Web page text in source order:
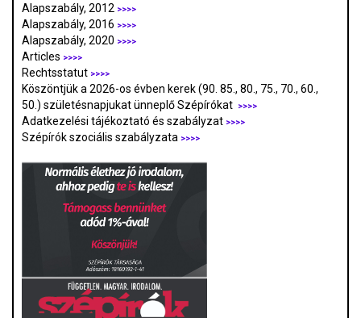
Alapszabály, 2012 >>>>
Alapszabály, 2016 >>>>
Alapszabály, 2020 >>>>
Articles >>>>
Rechtsstatut >>>>
Köszöntjük a 2026-os évben kerek (90. 85., 80., 75., 70., 60.,
50.) születésnapjukat ünneplő Szépírókat
>>>>
Adatkezelési tájékoztató és szabályzat >>>>
Szépírók szociális szabályzata >>>>